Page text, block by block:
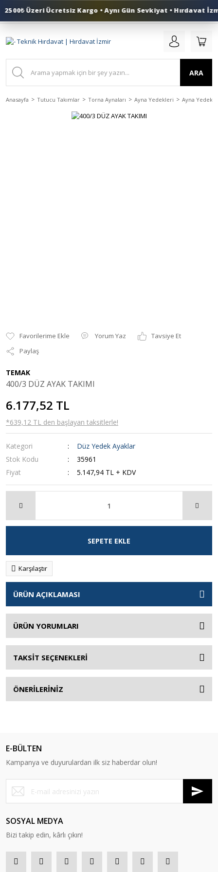
0 (553) 324 41 50
ARA
Anasayfa Tutucu Takımlar Torna Aynaları Ayna Yedekleri Ayna Yedek
Yorum Yaz
Tavsiye Et
Paylaş
TEMAK
400/3 DÜZ AYAK TAKIMI
6.177,52 TL
*639,12 TL den başlayan taksitlerle!
Kategori
Düz Yedek Ayaklar
Stok Kodu
35961
Fiyat
5.147,94 TL + KDV
SEPETE EKLE
Karşılaştır
ÜRÜN AÇIKLAMASI
ÜRÜN YORUMLARI
TAKSİT SEÇENEKLERİ
ÖNERİLERİNİZ
E-BÜLTEN
Kampanya ve duyurulardan ilk siz haberdar olun!
SOSYAL MEDYA
Bizi takip edin, kârlı çıkın!
Üzeri Ücretsiz Kargo • Aynı Gün Sevkiyat • Hırdavat